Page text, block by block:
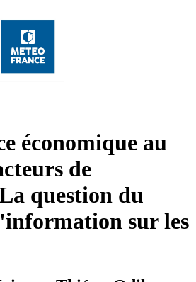
économique au
de
question du
sur les